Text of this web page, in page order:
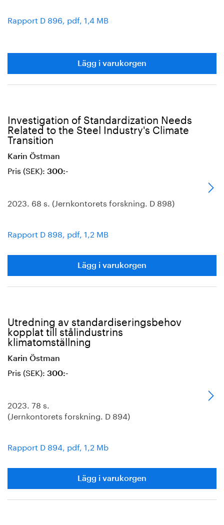
Rapport D 896, pdf, 1,4 MB
Lägg i varukorgen
Investigation of Standardization Needs
Related to the Steel Industry's Climate
Transition
Karin Östman
Pris (SEK): 300:-
2023. 68 s. (Jernkontorets forskning. D 898)
Rapport D 898, pdf, 1,2 MB
Lägg i varukorgen
Utredning av standardiseringsbehov
kopplat till stålindustrins
klimatomställning
Karin Östman
Pris (SEK): 300:-
2023. 78 s.
(Jernkontorets forskning. D 894)
Rapport D 894, pdf, 1,2 Mb
Lägg i varukorgen